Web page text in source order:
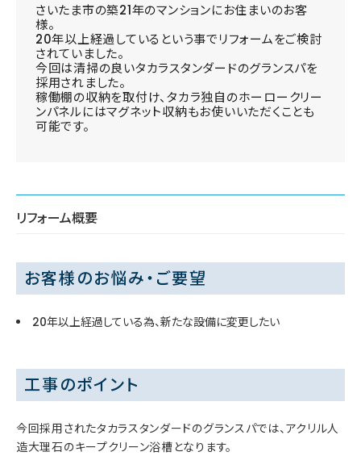
さいたま市の築21年のマンションにお住まいのお客
様。
20年以上経過しているという事でリフォームをご検討
されていました。
今回は清掃の良いタカラスタンダードのグランスパを
採用されました。
稼働棚の収納を取付け、タカラ独自のホーロークリー
ンパネルにはマグネット収納もお使いいただくことも
可能です。
リフォーム概要
お客様のお悩み・ご要望
20年以上経過している為、新たな設備に変更したい
工事のポイント
今回採用されたタカラスタンダードのグランスパでは、アクリル人
造大理石のキープクリーン浴槽となります。